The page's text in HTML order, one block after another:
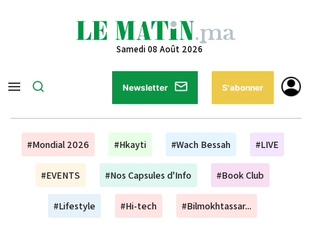
Samedi 08 Août 2026
Newsletter S'abonner
#Mondial 2026 #Hkayti #Wach Bessah #LIVE
#EVENTS #Nos Capsules d'Info #Book Club
#Lifestyle #Hi-tech #Bilmokhtassar...